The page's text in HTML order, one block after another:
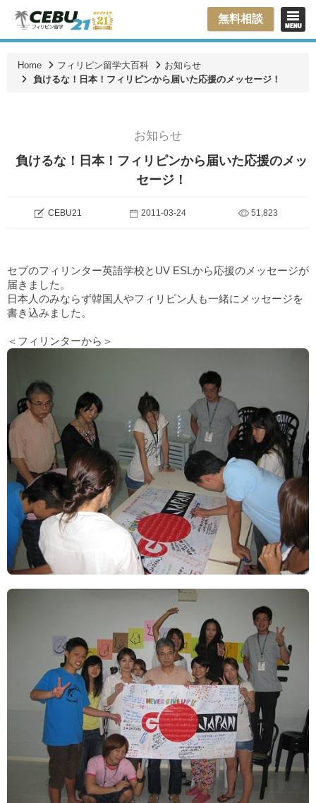
無料相談
Home フィリピン留学大百科
お知らせ
負けるな！日本！フィリピンから届いた応援のメッセージ！
お知らせ
負けるな！日本！フィリピンから届いた応援のメッ
セージ！
CEBU21 2011-03-24 51,823
セブのフィリンター英語学校とUV ESLから応援のメッセージが
届きました。
日本人のみならず韓国人やフィリピン人も一緒にメッセージを
書き込みました。
＜フィリンターから＞